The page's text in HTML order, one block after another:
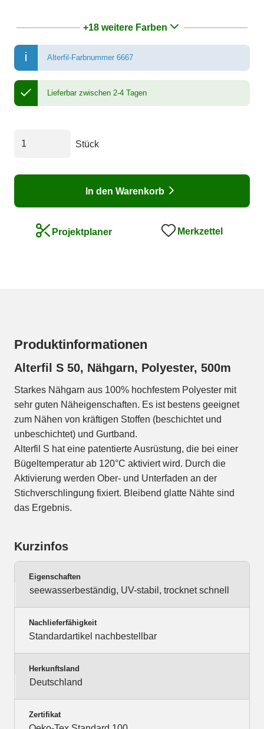
+18 weitere Farben
Alterfil-Farbnummer 6667
Lieferbar zwischen 2-4 Tagen
Stück
In den Warenkorb
Projektplaner Merkzettel
Produktinformationen
Alterfil S 50, Nähgarn, Polyester, 500m
Starkes Nähgarn aus 100% hochfestem Polyester mit
sehr guten Näheigenschaften. Es ist bestens geeignet
zum Nähen von kräftigen Stoffen (beschichtet und
unbeschichtet) und Gurtband.
Alterfil S hat eine patentierte Ausrüstung, die bei einer
Bügeltemperatur ab 120°C aktiviert wird. Durch die
Aktivierung werden Ober- und Unterfaden an der
Stichverschlingung fixiert. Bleibend glatte Nähte sind
das Ergebnis.
Kurzinfos
Eigenschaften
seewasserbeständig, UV-stabil, trocknet schnell
Nachlieferfähigkeit
Standardartikel nachbestellbar
Herkunftsland
Deutschland
Zertifikat